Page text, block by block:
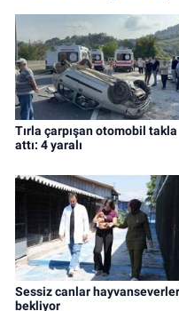
Tırla çarpışan otomobil takla
attı: 4 yaralı
Sessiz canlar
bekliyor